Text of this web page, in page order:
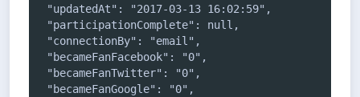
"updatedAt": "2017-03-13 16:02:59",
"participationComplete": null,
"connectionBy": "email",
"becameFanFacebook": "0",
"becameFanTwitter": "0",
"becameFanGoogle": "0",